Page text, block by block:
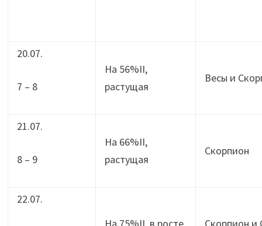
20.07.
7 – 8
На 56%II,
растущая
Весы и
21.07.
8 – 9
На 66%II,
растущая
Скорпион
22.07.